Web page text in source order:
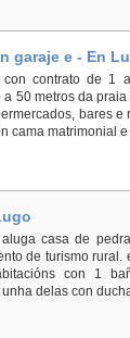
garaje e - En
con contrato de 1
a 50 metros da
bares
cama matrimonial
casa de
de turismo
con 1
delas con